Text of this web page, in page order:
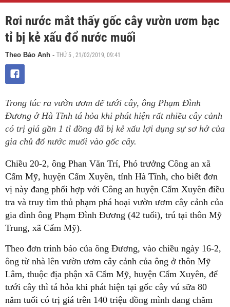
Rơi nước mắt thấy gốc cây vườn ươm bạc
tỉ bị kẻ xấu đổ nước muối
Theo Bảo Anh - THỨ 5 , 21/02/2019, 09:41
Trong lúc ra vườn ươm để tưới cây, ông Phạm Đình
Đương ở Hà Tĩnh tá hỏa khi phát hiện rất nhiều cây cảnh
có trị giá gần 1 tỉ đồng đã bị kẻ xấu lợi dụng sự sơ hở của
gia chủ đổ nước muối vào gốc cây.
Chiều 20-2, ông Phan Văn Trí, Phó trưởng Công an xã
Cẩm Mỹ, huyện Cẩm Xuyên, tỉnh Hà Tĩnh, cho biết đơn
vị này đang phối hợp với Công an huyện Cẩm Xuyên điều
tra và truy tìm thủ phạm phá hoại vườn ươm cây cảnh của
gia đình ông Phạm Đình Đương (42 tuổi), trú tại thôn Mỹ
Trung, xã Cẩm Mỹ).
Theo đơn trình báo của ông Đương, vào chiều ngày 16-2,
ông từ nhà lên vườn ươm cây cảnh của ông ở thôn Mỹ
Lâm, thuộc địa phận xã Cẩm Mỹ, huyện Cẩm Xuyên, để
tưới cây thì tá hỏa khi phát hiện tại gốc cây vú sữa 80
năm tuổi có trị giá trên 140 triệu đồng mình đang chăm